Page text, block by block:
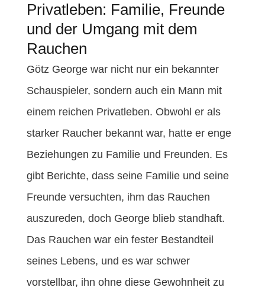
Privatleben: Familie, Freunde
und der Umgang mit dem
Rauchen
Götz George war nicht nur ein bekannter
Schauspieler, sondern auch ein Mann mit
einem reichen Privatleben. Obwohl er als
starker Raucher bekannt war, hatte er enge
Beziehungen zu Familie und Freunden. Es
gibt Berichte, dass seine Familie und seine
Freunde versuchten, ihm das Rauchen
auszureden, doch George blieb standhaft.
Das Rauchen war ein fester Bestandteil
seines Lebens, und es war schwer
vorstellbar, ihn ohne diese Gewohnheit zu